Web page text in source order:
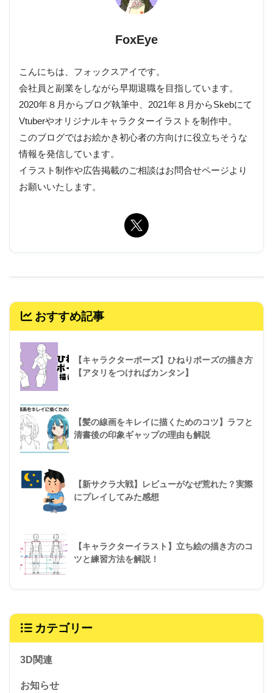
FoxEye
こんにちは、フォックスアイです。
会社員と副業をしながら早期退職を目指しています。
2020年８月からブログ執筆中、2021年８月からSkebにて
Vtuberやオリジナルキャラクターイラストを制作中。
このブログではお絵かき初心者の方向けに役立ちそうな
情報を発信しています。
イラスト制作や広告掲載のご相談はお問合せページより
お願いいたします。
おすすめ記事
【キャラクターポーズ】ひねりポーズの描き方
【アタリをつければカンタン】
【髪の線画をキレイに描くためのコツ】ラフと
清書後の印象ギャップの理由も解説
【新サクラ大戦】レビューがなぜ荒れた？実際
にプレイしてみた感想
【キャラクターイラスト】立ち絵の描き方のコ
ツと練習方法を解説！
カテゴリー
3D関連
お知らせ